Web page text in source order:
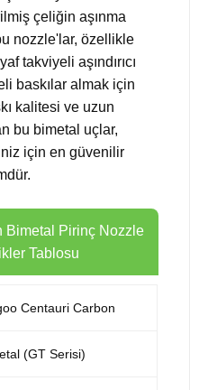
çeliğin aşınma
nozzle'lar, özellikle
takviyeli aşındırıcı
baskılar almak için
kalitesi ve uzun
bu bimetal uçlar,
için en güvenilir
Bimetal Pirinç Nozzle
Tablosu
Centauri Carbon
(GT Serisi)